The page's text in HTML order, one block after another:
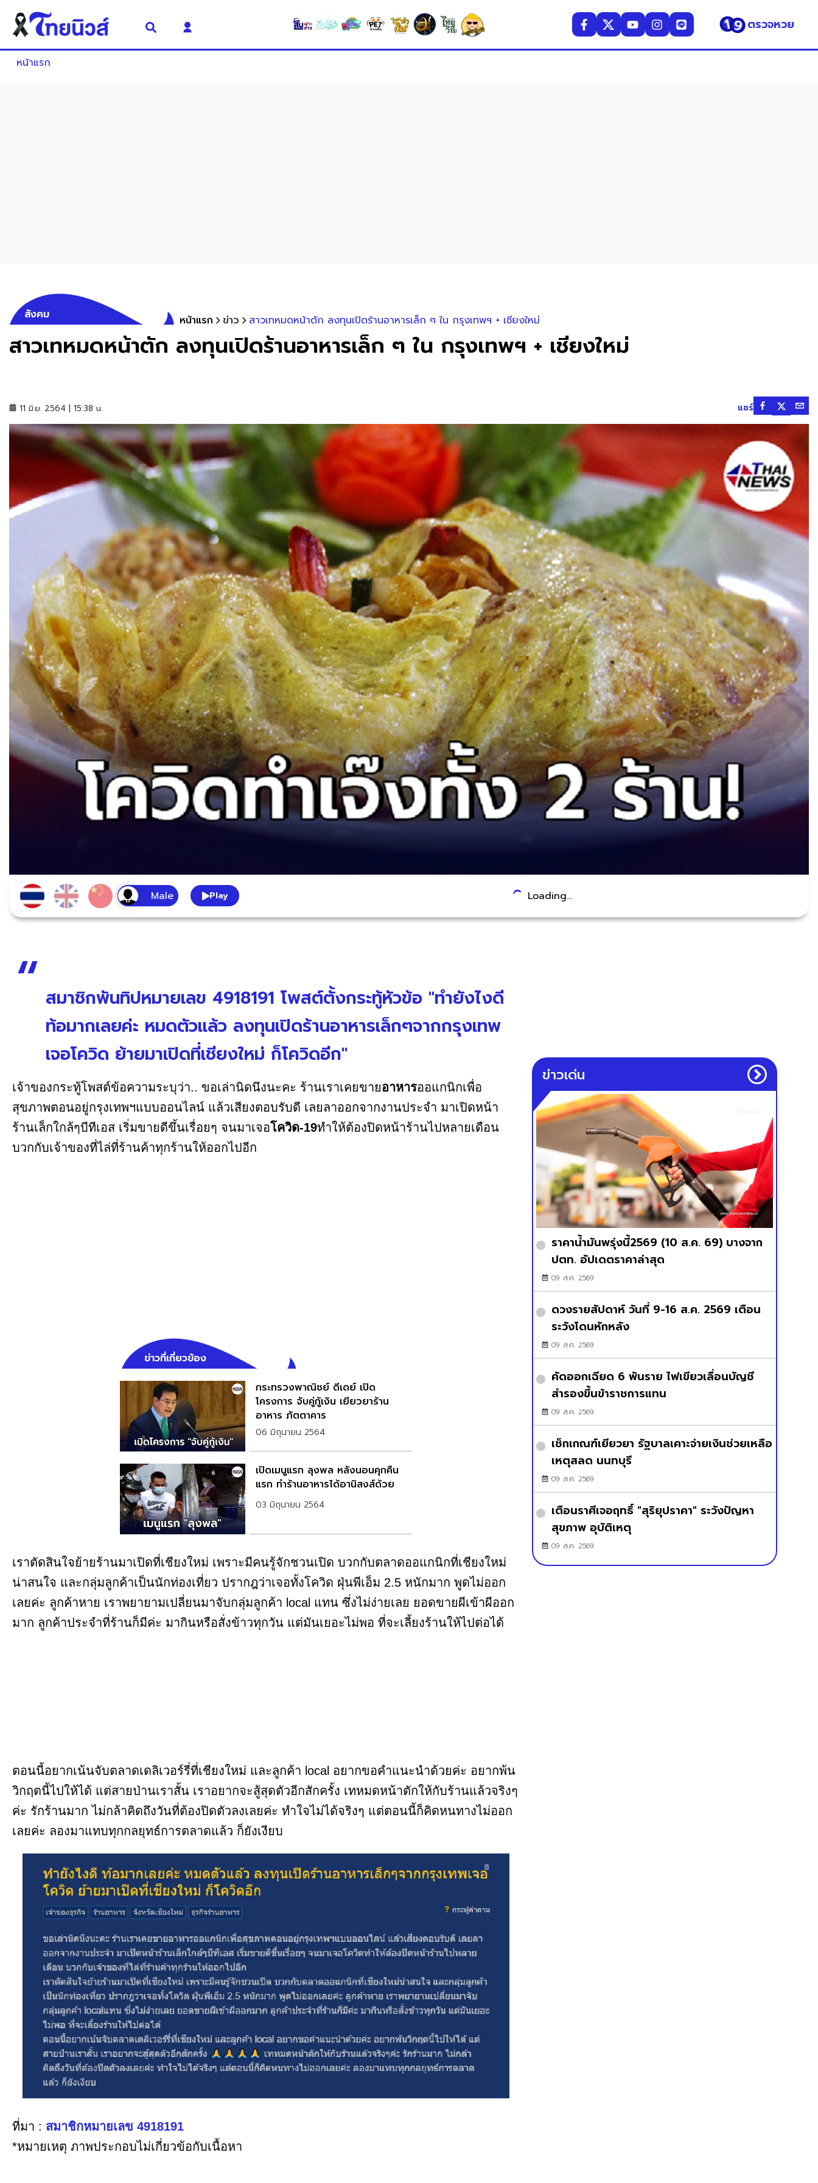
ตรวจหวย
หน้าแรก
สังคม หน้าแรก ข่าว สาวเทหมดหน้าตัก ลงทุนเปิดร้านอาหารเล็ก ๆ ใน กรุงเทพฯ + เชียงใหม่
สาวเทหมดหน้าตัก ลงทุนเปิดร้านอาหารเล็ก ๆ ใน กรุงเทพฯ + เชียงใหม่
11 มิ.ย. 2564 | 15:38 น. แชร์
Play Loading...
สมาชิกพันทิปหมายเลข 4918191 โพสต์ตั้งกระทู้หัวข้อ "ทำยังไงดี
ท้อมากเลยค่ะ หมดตัวแล้ว ลงทุนเปิดร้านอาหารเล็กๆจากกรุงเทพ
เจอโควิด ย้ายมาเปิดที่เชียงใหม่ ก็โควิดอีก"
เจ้าของกระทู้โพสต์ข้อความระบุว่า.. ขอเล่านิดนึงนะคะ ร้านเราเคยขายอาหารออแกนิกเพื่อ
สุขภาพตอนอยู่กรุงเทพฯแบบออนไลน์ แล้วเสียงตอบรับดี เลยลาออกจากงานประจำ มาเปิดหน้า
ร้านเล็กใกล้ๆบีทีเอส เริ่มขายดีขึ้นเรื่อยๆ จนมาเจอโควิด-19ทำให้ต้องปิดหน้าร้านไปหลายเดือน
บวกกับเจ้าของที่ไล่ที่ร้านค้าทุกร้านให้ออกไปอีก
ข่าวที่เกี่ยวข้อง
กระทรวงพาณิชย์ ดีเดย์ เปิด
โครงการ จับคู่กู้เงิน เยียวยาร้าน
อาหาร ภัตตาคาร
06 มิถุนายน 2564
เปิดเมนูแรก ลุงพล หลังนอนคุกคืน
แรก ทำร้านอาหารได้อานิสงส์ด้วย
03 มิถุนายน 2564
เราตัดสินใจย้ายร้านมาเปิดที่เชียงใหม่ เพราะมีคนรู้จักชวนเปิด บวกกับตลาดออแกนิกที่เชียงใหม่
น่าสนใจ และกลุ่มลูกค้าเป็นนักท่องเที่ยว ปรากฎว่าเจอทั้งโควิด ฝุ่นพีเอ็ม 2.5 หนักมาก พูดไม่ออก
เลยค่ะ ลูกค้าหาย เราพยายามเปลี่ยนมาจับกลุ่มลูกค้า local แทน ซึ่งไม่ง่ายเลย ยอดขายผีเข้าผีออก
มาก ลูกค้าประจำที่ร้านก็มีค่ะ มากินหรือสั่งข้าวทุกวัน แต่มันเยอะไม่พอ ที่จะเลี้ยงร้านให้ไปต่อได้
ตอนนี้อยากเน้นจับตลาดเดลิเวอร์รี่ที่เชียงใหม่ และลูกค้า local อยากขอคำแนะนำด้วยค่ะ อยากพ้น
วิกฤตนี้ไปให้ได้ แต่สายป่านเราสั้น เราอยากจะสู้สุดตัวอีกสักครั้ง เทหมดหน้าตักให้กับร้านแล้วจริงๆ
ค่ะ รักร้านมาก ไม่กล้าคิดถึงวันที่ต้องปิดตัวลงเลยค่ะ ทำใจไม่ได้จริงๆ แต่ตอนนี้ก็คิดหนทางไม่ออก
เลยค่ะ ลองมาแทบทุกกลยุทธ์การตลาดแล้ว ก็ยังเงียบ
ที่มา : สมาชิกหมายเลข 4918191
*หมายเหตุ ภาพประกอบไม่เกี่ยวข้อกับเนื้อหา
ข่าวเด่น
ราคาน้ำมันพรุ่งนี้2569 (10 ส.ค. 69) บางจาก
ปตท. อัปเดตราคาล่าสุด
09 ส.ค. 2569
ดวงรายสัปดาห์ วันที่ 9-16 ส.ค. 2569 เตือน
ระวังโดนหักหลัง
09 ส.ค. 2569
คัดออกเฉียด 6 พันราย ไฟเขียวเลื่อนบัญชี
สำรองขึ้นข้าราชการแทน
09 ส.ค. 2569
เช็กเกณฑ์เยียวยา รัฐบาลเคาะจ่ายเงินช่วยเหลือ
เหตุสลด นนทบุรี
09 ส.ค. 2569
เตือนราศีเจอฤทธิ์ "สุริยุปราคา" ระวังปัญหา
สุขภาพ อุบัติเหตุ
09 ส.ค. 2569